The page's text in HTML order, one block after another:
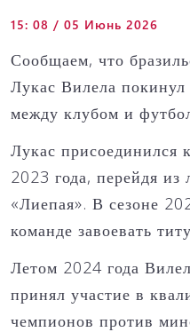
15: 08 / 05 Июнь 2026
Сообщаем, что
Лукас Вилела
между клубом и
Лукас присоединился
2023 года, перейдя из
«Лиепая». В сезоне
команде завоевать
Летом 2024 года
принял участие в
чемпионов против